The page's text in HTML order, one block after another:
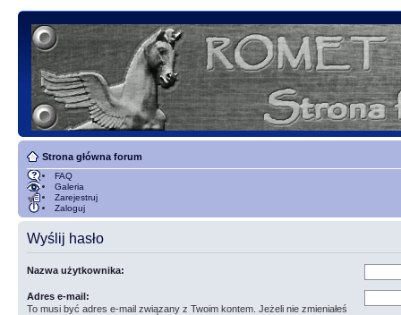
Strona główna forum
FAQ
Galeria
Zarejestruj
Zaloguj
Wyślij hasło
Nazwa użytkownika:
Adres e-mail:
To musi być adres e-mail związany z Twoim kontem. Jeżeli nie zmieniałeś